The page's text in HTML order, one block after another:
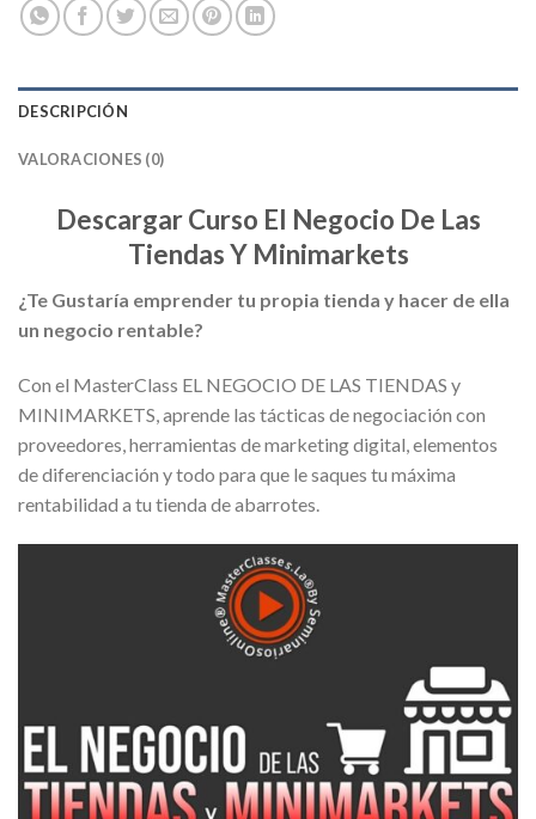
DESCRIPCIÓN
VALORACIONES (0)
Descargar Curso El Negocio De Las
Tiendas Y Minimarkets
¿Te Gustaría emprender tu propia tienda y hacer de ella
un negocio rentable?
Con el MasterClass EL NEGOCIO DE LAS TIENDAS y
MINIMARKETS, aprende las tácticas de negociación con
proveedores, herramientas de marketing digital, elementos
de diferenciación y todo para que le saques tu máxima
rentabilidad a tu tienda de abarrotes.